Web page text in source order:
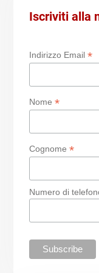
Iscriviti alla
Indirizzo Email *
Nome *
Cognome *
Numero di